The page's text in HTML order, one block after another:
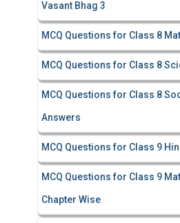
Vasant Bhag 3
MCQ Questions for Class 8
MCQ Questions for Class 8
MCQ Questions for Class 8
Answers
MCQ Questions for Class 9
MCQ Questions for Class 9
Chapter Wise